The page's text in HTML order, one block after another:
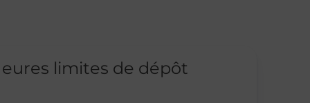
limites de dépôt